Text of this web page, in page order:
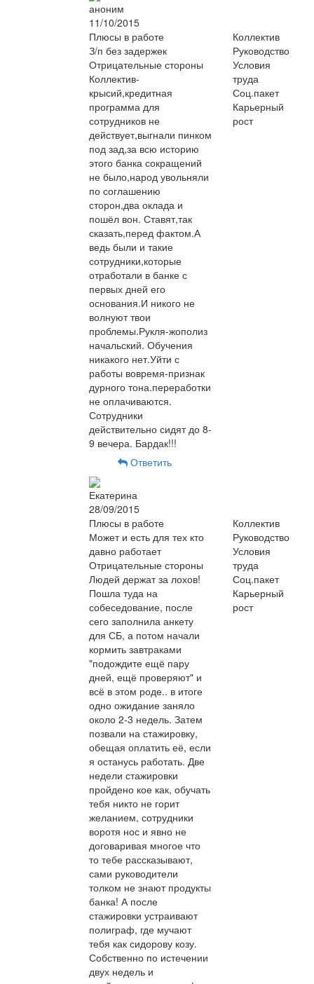
аноним
11/10/2015
Плюсы в работе
З/п без задержек
Отрицательные стороны
Коллектив-
крысий,кредитная
программа для
сотрудников не
действует,выгнали пинком
под зад,за всю историю
этого банка сокращений
не было,народ увольняли
по соглашению
сторон,два оклада и
пошёл вон. Ставят,так
сказать,перед фактом.А
ведь были и такие
сотрудники,которые
отработали в банке с
первых дней его
основания.И никого не
волнуют твои
проблемы.Рукля-жополиз
начальский. Обучения
никакого нет.Уйти с
работы вовремя-признак
дурного тона.переработки
не оплачиваются.
Сотрудники
действительно сидят до 8-
9 вечера. Бардак!!!
Коллектив
Руководство
Условия
труда
Соц.пакет
Карьерный
рост
Ответить
Екатерина
28/09/2015
Плюсы в работе
Может и есть для тех кто
давно работает
Отрицательные стороны
Людей держат за лохов!
Пошла туда на
собеседование, после
сего заполнила анкету
для СБ, а потом начали
кормить завтраками
"подождите ещё пару
дней, ещё проверяют" и
всё в этом роде.. в итоге
одно ожидание заняло
около 2-3 недель. Затем
позвали на стажировку,
обещая оплатить её, если
я останусь работать. Две
недели стажировки
пройдено кое как, обучать
тебя никто не горит
желанием, сотрудники
воротя нос и явно не
договаривая многое что
то тебе рассказывают,
сами руководители
толком не знают продукты
банка! А после
стажировки устраивают
полиграф, где мучают
тебя как сидорову козу.
Собственно по истечении
двух недель и
Коллектив
Руководство
Условия
труда
Соц.пакет
Карьерный
рост